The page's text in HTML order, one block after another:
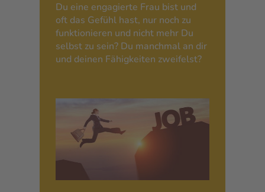
Du eine engagierte Frau bist und
oft das Gefühl hast, nur noch zu
funktionieren und nicht mehr Du
selbst zu sein? Du manchmal an dir
und deinen Fähigkeiten zweifelst?